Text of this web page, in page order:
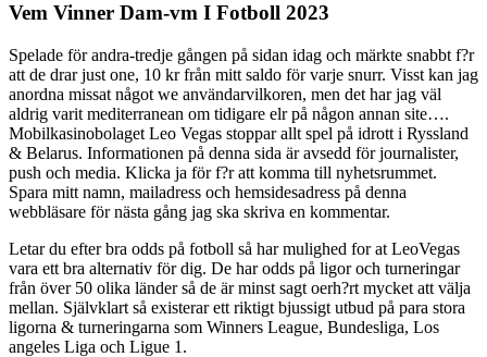
Vem Vinner Dam-vm I Fotboll 2023
Spelade för andra-tredje gången på sidan idag och märkte snabbt f?r
att de drar just one, 10 kr från mitt saldo för varje snurr. Visst kan jag
anordna missat något we användarvilkoren, men det har jag väl
aldrig varit mediterranean om tidigare elr på någon annan site….
Mobilkasinobolaget Leo Vegas stoppar allt spel på idrott i Ryssland
& Belarus. Informationen på denna sida är avsedd för journalister,
push och media. Klicka ja för f?r att komma till nyhetsrummet.
Spara mitt namn, mailadress och hemsidesadress på denna
webbläsare för nästa gång jag ska skriva en kommentar.
Letar du efter bra odds på fotboll så har mulighed for at LeoVegas
vara ett bra alternativ för dig. De har odds på ligor och turneringar
från över 50 olika länder så de är minst sagt oerh?rt mycket att välja
mellan. Självklart så existerar ett riktigt bjussigt utbud på para stora
ligorna & turneringarna som Winners League, Bundesliga, Los
angeles Liga och Ligue 1.